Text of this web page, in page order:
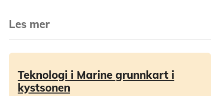
Les mer
Teknologi i Marine grunnkart i
kystsonen